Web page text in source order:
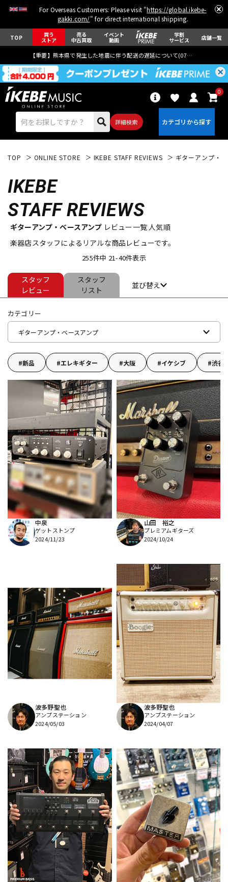
For Overseas Customers: Please visit "https://global.ikebe-
gakki.com/" for direct international shipping.
TOP 買う
ストア
売る
中古買取
イベント
動画
学割
サービス 店舗一覧
【重要】熊本県で発生した地震に伴う配送の遅延について(07月29日
詳細検索
0
エレキギター
ベース ウクレレ
ドラム パーカッション
管楽器 その他楽器
アンプ エフェクター
DJ機器 DTM
DTM オンライン納品 レコーディング機器
配信/ライブ機器 楽器アクセサリ
中古 ヴィンテージ
TOP ONLINE STORE IKEBE STAFF REVIEWS ギターアンプ・
IKEBE
STAFF REVIEWS
ギターアンプ・ベースアンプ レビュー一覧 人気順
楽器店スタッフによるリアルな商品レビューです。
255件中 21-40件表示
スタッフ
レビュー
スタッフ
リスト
並び替え
カテゴリー
ギターアンプ・ベースアンプ
新品 エレキギター 大阪 イケシブ 渋谷
中泉
ゲットストンプ
2024/11/23
山田 裕之
プレミアムギターズ
2024/10/24
波多野聖也
アンプステーション
2024/05/03
波多野聖也
アンプステーション
2024/04/07